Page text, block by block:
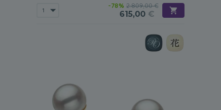
-78% 2.809,00 €
615,00 €